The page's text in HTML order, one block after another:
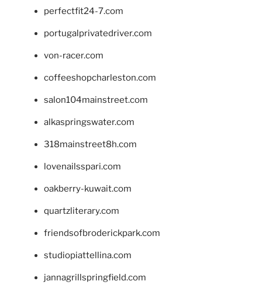
perfectfit24-7.com
portugalprivatedriver.com
von-racer.com
coffeeshopcharleston.com
salon104mainstreet.com
alkaspringswater.com
318mainstreet8h.com
lovenailsspari.com
oakberry-kuwait.com
quartzliterary.com
friendsofbroderickpark.com
studiopiattellina.com
jannagrillspringfield.com